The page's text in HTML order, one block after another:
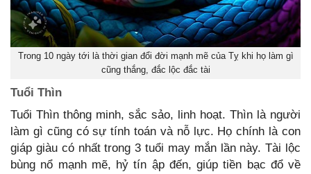
Trong 10 ngày tới là thời gian đổi đời mạnh mẽ của Tỵ khi họ làm gì
cũng thắng, đắc lộc đắc tài
Tuổi Thìn
Tuổi Thìn thông minh, sắc sảo, linh hoạt. Thìn là người
làm gì cũng có sự tính toán và nỗ lực. Họ chính là con
giáp giàu có nhất trong 3 tuổi may mắn lần này. Tài lộc
bùng nổ mạnh mẽ, hỷ tín ập đến, giúp tiền bạc đổ về